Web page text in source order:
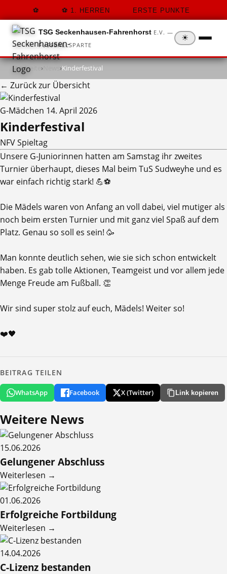
1. HERREN ERSTE PUNKTE
TSG Seckenhausen-Fahrenhorst E.V. —
FUSSBALLSPARTE
☀
Startseite › ›Kinderfestival
← Zurück zur Übersicht
G-Mädchen 14. April 2026
Kinderfestival
NFV Spieltag
Unsere G-Juniorinnen hatten am Samstag ihr zweites
Turnier überhaupt, dieses Mal beim TuS Sudweyhe und es
war einfach richtig stark! 💪⚽️
Die Mädels waren von Anfang an voll dabei, viel mutiger als
noch beim ersten Turnier und mit ganz viel Spaß auf dem
Platz. Genau so soll es sein! 🥳
Man konnte deutlich sehen, wie sie sich schon entwickelt
haben. Es gab tolle Aktionen, Teamgeist und vor allem jede
Menge Freude am Fußball. 👏
Wir sind super stolz auf euch, Mädels! Weiter so!
❤️🖤
BEITRAG TEILEN
WhatsApp Facebook X (Twitter) Link kopieren
Weitere News
15.06.2026
Gelungener Abschluss
Weiterlesen →
01.06.2026
Erfolgreiche Fortbildung
Weiterlesen →
14.04.2026
C-Lizenz bestanden